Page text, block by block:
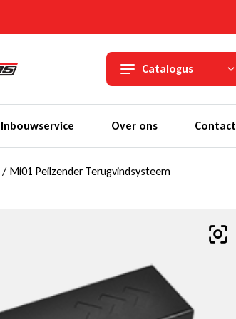
Catalogus
Inbouwservice Over ons Contact
/ Mi01 Peilzender Terugvindsysteem